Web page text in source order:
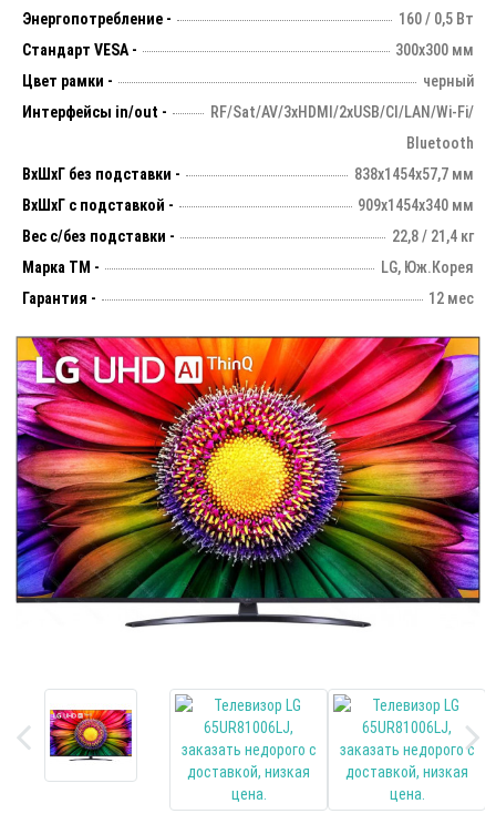
Энергопотребление -
160 / 0,5 Вт
Стандарт VESA -
300х300 мм
Цвет рамки -
черный
Интерфейсы in/out -
RF/Sat/AV/3xHDMI/2xUSB/CI/LAN/Wi-Fi/
Bluetooth
ВхШхГ без подставки -
838х1454х57,7 мм
ВхШхГ с подставкой -
909х1454х340 мм
Вес с/без подставки -
22,8 / 21,4 кг
Марка ТМ -
LG, Юж.Корея
Гарантия -
12 мес